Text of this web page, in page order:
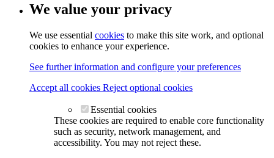
We value your privacy
We use essential cookies to make this site work, and optional
cookies to enhance your experience.
See further information and configure your preferences
Accept all cookies Reject optional cookies
Essential cookies
These cookies are required to enable core functionality
such as security, network management, and
accessibility. You may not reject these.